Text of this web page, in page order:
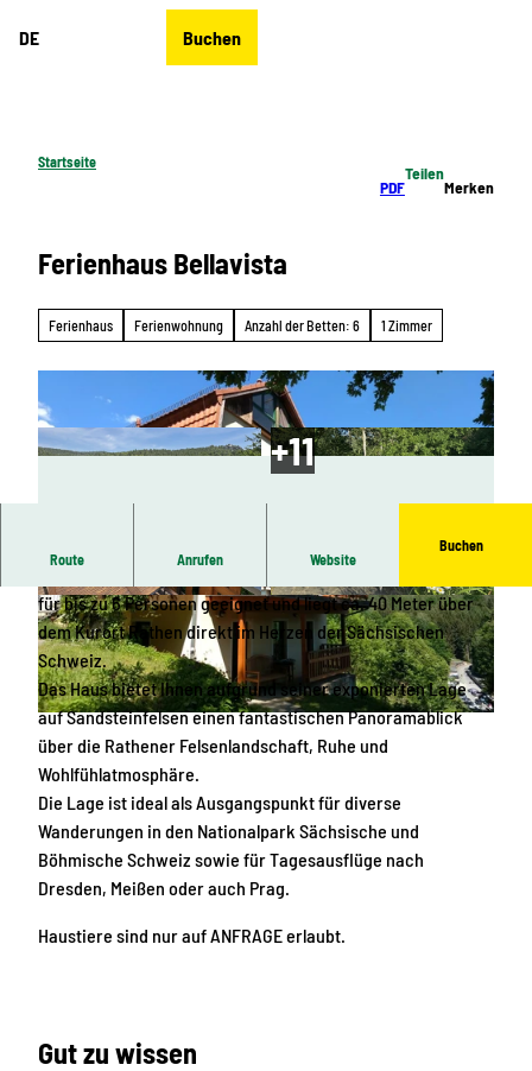
DE Buchen
Startseite
PDF
Teilen
Merken
Ferienhaus Bellavista
Ferienhaus Ferienwohnung Anzahl der Betten: 6 1 Zimmer
© Sabine und Andreas Linke
© Sabine und Andreas Linke © Sabine und Andreas Linke
Route Anrufen Website
Buchen
für bis zu 6 Personen geeignet und liegt ca. 40 Meter über
dem Kurort Rathen direkt im Herzen der Sächsischen
Schweiz.
Das Haus bietet Ihnen aufgrund seiner exponierten Lage
auf Sandsteinfelsen einen fantastischen Panoramablick
über die Rathener Felsenlandschaft, Ruhe und
Wohlfühlatmosphäre.
Die Lage ist ideal als Ausgangspunkt für diverse
Wanderungen in den Nationalpark Sächsische und
Böhmische Schweiz sowie für Tagesausflüge nach
Dresden, Meißen oder auch Prag.
Haustiere sind nur auf ANFRAGE erlaubt.
Gut zu wissen